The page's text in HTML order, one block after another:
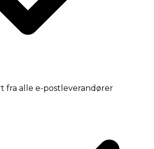
fra alle e-postleverandører